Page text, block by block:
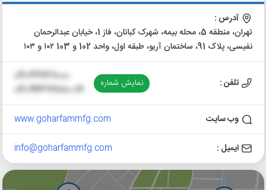
آدرس :
تهران، منطقه 5، محله بیمه، شهرک کباتان، فاز 1، خیابان عبدالرحمان
نفیسی، پلاک 91، ساختمان آریو، طبقه اول، واحد 102 و 103 ۱۰۲ و ۱۰۳
تلفن : نمایش شماره
021-49967000
021-44699810~19
وب سایت www.goharfammfg.com
ایمیل : info@goharfammfg.com